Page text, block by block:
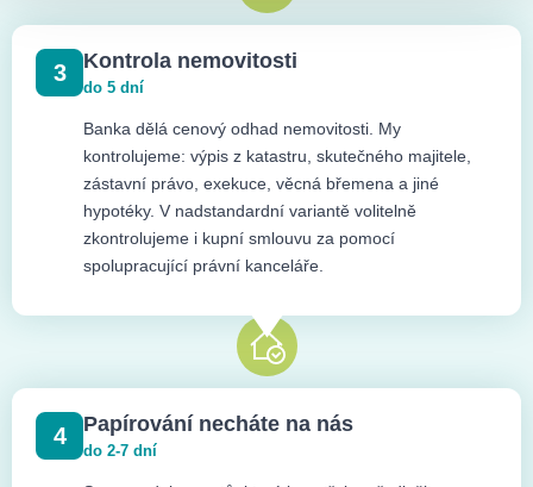
3 Kontrola nemovitosti
do 5 dní
Banka dělá cenový odhad nemovitosti. My
kontrolujeme: výpis z katastru, skutečného majitele,
zástavní právo, exekuce, věcná břemena a jiné
hypotéky. V nadstandardní variantě volitelně
zkontrolujeme i kupní smlouvu za pomocí
spolupracující právní kanceláře.
4 Papírování necháte na nás
do 2-7 dní